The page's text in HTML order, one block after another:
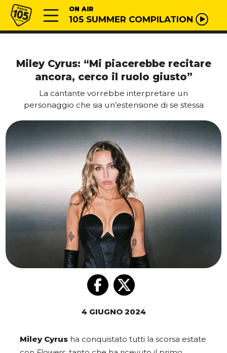
Vai al contenuto
Radio 105 ON AIR
105 SUMMER COMPILATION
Miley Cyrus: “Mi piacerebbe recitare
ancora, cerco il ruolo giusto”
La cantante vorrebbe interpretare un
personaggio che sia un’estensione di se stessa
4 GIUGNO 2024
Miley Cyrus ha conquistato tutti la scorsa estate